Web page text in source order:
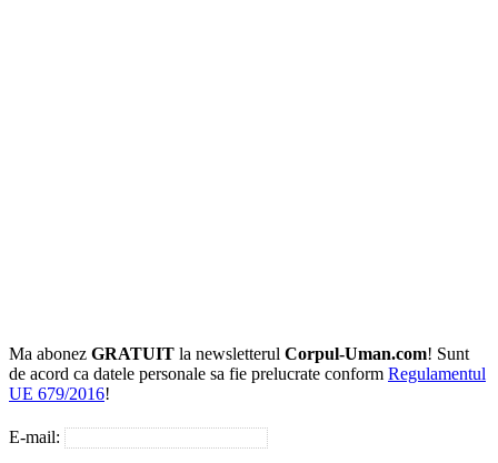
Ma abonez GRATUIT la newsletterul Corpul-Uman.com! Sunt
de acord ca datele personale sa fie prelucrate conform Regulamentul
UE 679/2016!
E-mail: